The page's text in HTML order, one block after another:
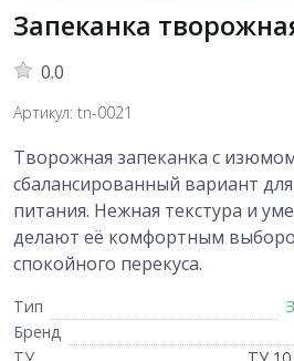
Запеканка
0.0
Артикул: tn-0021
Творожная запеканка с
сбалансированный вариант
питания. Нежная текстура и
делают её комфортным
спокойного перекуса.
Тип
Бренд